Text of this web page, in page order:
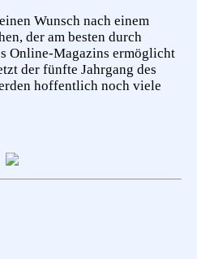
Wunsch nach einem
der am besten durch
Online-Magazins ermöglicht
der fünfte Jahrgang des
hoffentlich noch viele